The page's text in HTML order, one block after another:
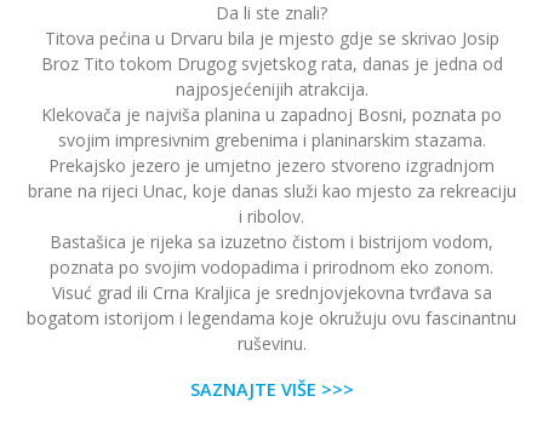
Da li ste znali?
Titova pećina u Drvaru bila je mjesto gdje se skrivao Josip
Broz Tito tokom Drugog svjetskog rata, danas je jedna od
najposjećenijih atrakcija.
Klekovača je najviša planina u zapadnoj Bosni, poznata po
svojim impresivnim grebenima i planinarskim stazama.
Prekajsko jezero je umjetno jezero stvoreno izgradnjom
brane na rijeci Unac, koje danas služi kao mjesto za rekreaciju
i ribolov.
Bastašica je rijeka sa izuzetno čistom i bistrijom vodom,
poznata po svojim vodopadima i prirodnom eko ​​zonom.
Visuć grad ili Crna Kraljica je srednjovjekovna tvrđava sa
bogatom istorijom i legendama koje okružuju ovu fascinantnu
ruševinu.
SAZNAJTE VIŠE >>>